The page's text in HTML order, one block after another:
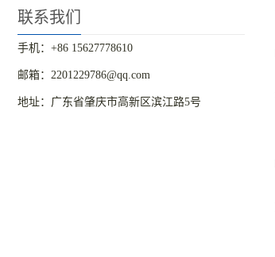
联系我们
手机：+86 15627778610
邮箱：2201229786@qq.com
地址：广东省肇庆市高新区滨江路5号